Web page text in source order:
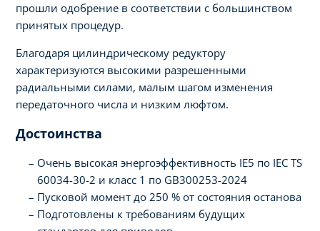
прошли одобрение в соответствии с большинством
принятых процедур.
Благодаря цилиндрическому редуктору
характеризуются высокими разрешенными
радиальными силами, малым шагом изменения
передаточного числа и низким люфтом.
Достоинства
Очень высокая энергоэффективность IE5 по IEC TS
60034-30-2 и класс 1 по GB300253-2024
Пусковой момент до 250 % от состояния останова
Подготовлены к требованиям будущих